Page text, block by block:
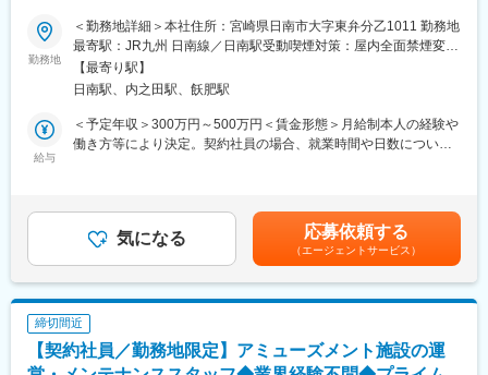
【ポジションの魅力】
・同社の製品やシステムが、24時間止めてはならない医療現場の
安心安全や、医療従事者の負担軽減に大きく貢献しています。
製品が多数あります。寡占市場だからこそ、競合製品を使ってい
る顧客からいかにシェアを獲得するか、試行錯誤する面白さがあ
【同社について】
当社は売上高256億円、全国77拠点、従業員数570名規模を誇る調
剤機器メーカーです。1971年創業と半世紀以上歴史をもち、特に
1980年代から他社に先駆けてスウェーデンなどヨーロッパに販売
網を拡大してきました。国内だけでなく、海外での売上も安定的
に伸びているため経営が安定しています。
■業務概要
製造現場において、設備設計の製造技術全般の知識と経験を活か
し、主に若手や中堅技術者に対する教育・育成を担当いただきま
す。現場実務の第一線ではなく、技術指導・育成を通じて現場力
向上と組織成長を支えるポジションです。
■業務詳細
・現場改善活動への技術的サポート（教育視点での支援）
■組織構成:
日南市内の3工場に在籍する若手・中堅・管理職など幅広い世代の
技術者と連携し、教育活動を推進します。
勤務地
＜勤務地詳細＞本社住所：宮崎県日南市大字東弁分乙1011 勤務地
最寄駅：JR九州 日南線／日南駅受動喫煙対策：屋内全面禁煙変更
の範囲：会社の定める事業所（リモートワーク含む）
【最寄り駅】
日南駅、内之田駅、飫肥駅
給与
＜予定年収＞300万円～500万円＜賃金形態＞月給制本人の経験や
働き方等により決定。契約社員の場合、就業時間や日数について
性があります。月給(月額)は固定手当を含めた表記です。
気になる 応募依頼する
（エージェントサービス）
締切間近
【契約社員／勤務地限定】アミューズメント施設の運